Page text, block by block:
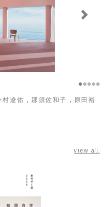
Next
遼佑 , 那須佐和子 , 原田裕
view all